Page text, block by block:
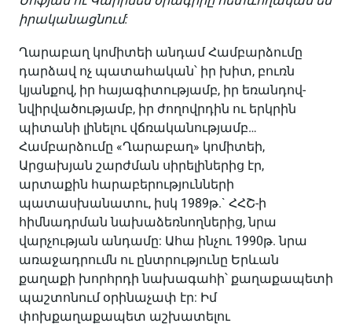
իրականացնում:
Ղարաբաղ կոմիտեի անդամ Համբարձումը
դարձավ ոչ պատահական՝ իր խիտ, բուռն
կյանքով, իր հայագիտությամբ, իր եռանդով-
նվիրվածությամբ, իր ժողովրդին ու երկրին
պիտանի լինելու վճռականությամբ…
Համբարձումը «Ղարաբաղ» կոմիտեի,
Արցախյան շարժման սիրելիներից էր,
արտաքին հարաբերությունների
պատասխանատու, իսկ 1989թ.` ՀՀՇ-ի
հիմնադրման նախաձեռնողներից, նրա
վարչության անդամը: Ահա ինչու 1990թ. նրա
առաջադրումն ու ընտրությունը Երևան
քաղաքի խորհրդի նախագահի՝ քաղաքապետի
պաշտոնում օրինաչափ էր: Իմ
փոխքաղաքապետ աշխատելու